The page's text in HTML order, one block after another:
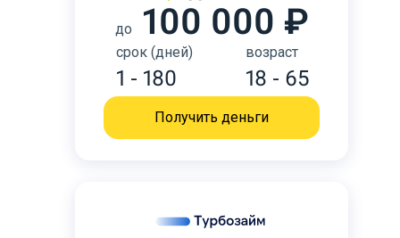
до 100 000 ₽
срок (дней)
1 - 180
возраст
18 - 65
Получить деньги